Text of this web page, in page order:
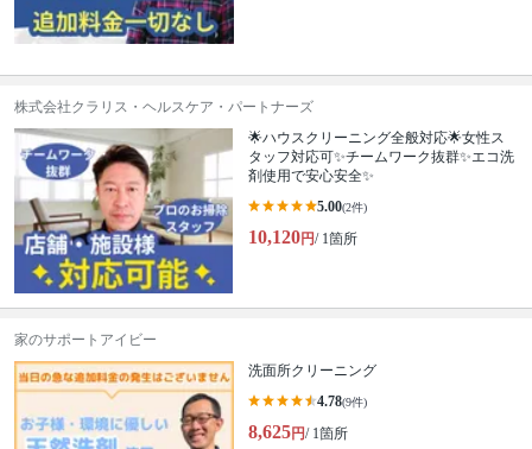
株式会社クラリス・ヘルスケア・パートナーズ
🌟ハウスクリーニング全般対応🌟女性ス
タッフ対応可✨チームワーク抜群✨エコ洗
剤使用で安心安全✨
5.00(2件)
10,120円/ 1箇所
家のサポートアイビー
洗面所クリーニング
4.78(9件)
8,625円/ 1箇所